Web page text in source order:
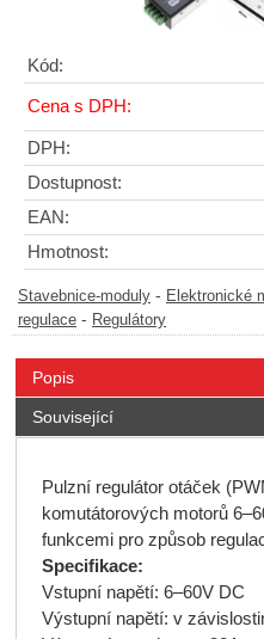
Kód:
Cena s DPH:
DPH:
Dostupnost:
EAN:
Hmotnost:
Stavebnice-moduly - Elektronické
regulace - Regulátory
Popis
Související
Pulzní regulátor otáček
komutátorových motorů
funkcemi pro způsob
Specifikace:
Vstupní napětí: 6–60V DC
Výstupní napětí: v